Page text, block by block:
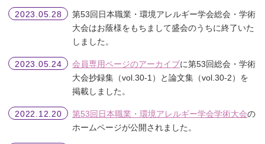
2023.05.28
第53回日本職業・環境アレルギー学会総会・学術
大会はお蔭様をもちまして盛会のうちに終了いた
しました。
2023.05.24 会員専用ページのアーカイブに第53回総会・学術
大会抄録集（vol.30-1）と論文集（vol.30-2）を
掲載しました。
2022.12.20 第53回日本職業・環境アレルギー学会学術大会の
ホームページが公開されました。